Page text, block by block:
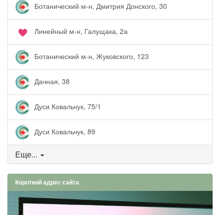
Ботанический м-н, Дмитрия Донского, 30
Линейный м-н, Галущака, 2а
Ботанический м-н, Жуковского, 123
Дачная, 38
Дуси Ковальчук, 75/1
Дуси Ковальчук, 89
Еще...
Короткий адрес сайта